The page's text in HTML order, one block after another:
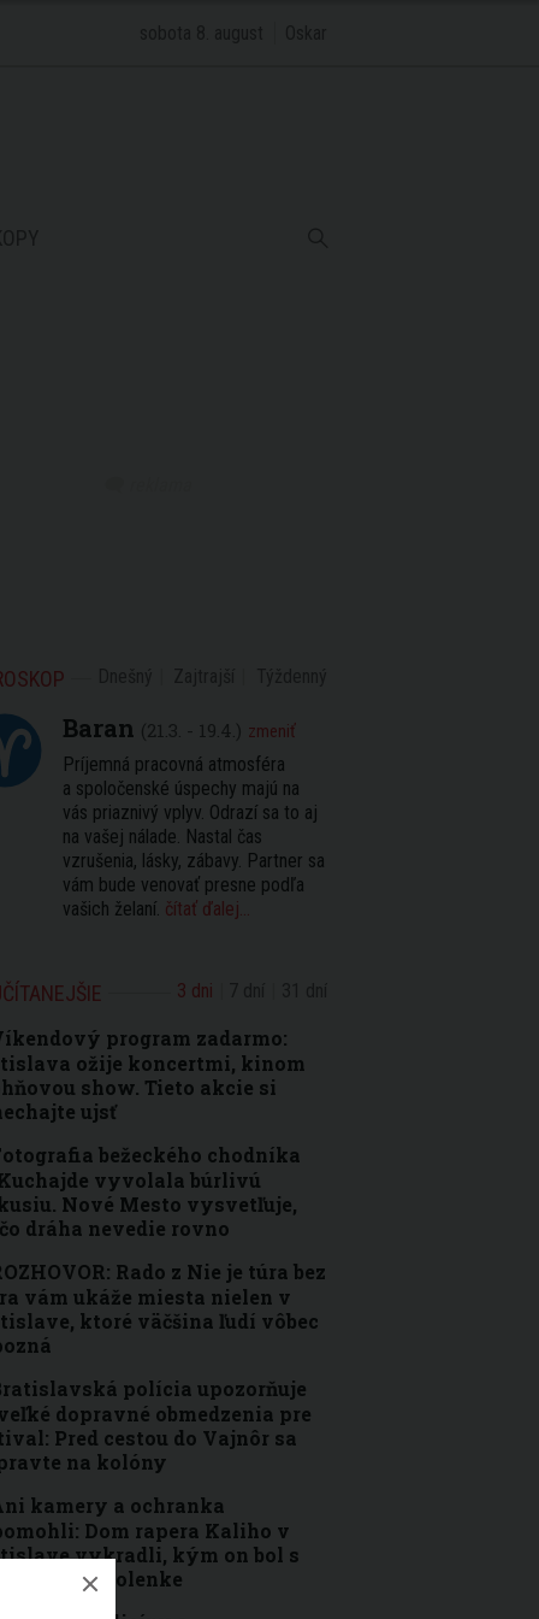
Baran (21.3. - 19.4.) zmeniť
Príjemná pracovná atmosféra
a spoločenské úspechy majú na
vás priaznivý vplyv. Odrazí sa to aj
na vašej nálade. Nastal čas
vzrušenia, lásky, zábavy. Partner sa
vám bude venovať presne podľa
vašich želaní. čítať ďalej...
3 dni
program zadarmo:
ožije koncertmi, kinom
show. Tieto akcie si
ujsť
bežeckého chodníka
vyvolala búrlivú
Nové Mesto vysvetľuje,
dráha nevedie rovno
Rado z Nie je túra bez
vám ukáže miesta nielen v
ktoré väčšina ľudí vôbec
polícia upozorňuje
dopravné obmedzenia pre
Pred cestou do Vajnôr sa
na kolóny
kamery a ochranka
Dom rapera Kaliho v
vykradli, kým on bol s
na dovolenke